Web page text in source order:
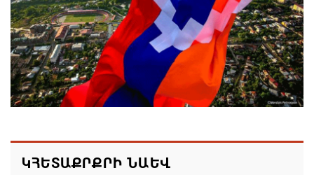
ՌԴ–ն ՀՀ–ից երկաթուղու կոնցեսիոն
կառավարման մասին պաշտոնական դիմում չի
ստացել. Օվերչուկ
06.08.2026 19:03
Հայաստանյայց Առաքելական Եկեղեցու
կառավարության հետ խորացող
հակամարտության պատճառով․ Reuters-ի
ԿՀԵՏԱՔՐՔՐԻ ՆԱԵՎ